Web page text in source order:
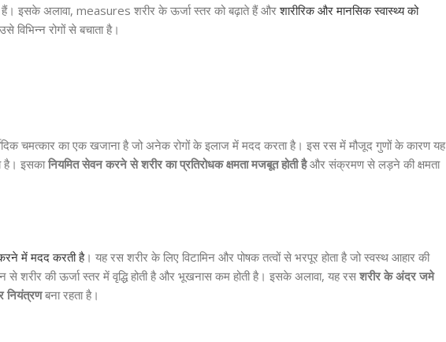
इसके अलावा, measures शरीर के ऊर्जा स्तर को बढ़ाते हैं औरशारीरिक और मानसिक स्वास्थ्य को
रोगों से बचाता है।
चमत्कार का एक खजाना है जो अनेक रोगों के इलाज में मदद करता है। इस रस में मौजूद गुणों के कारण यह
है। इसकानियमित सेवन करने से शरीर का प्रतिरोधक क्षमता मजबूत होती हैऔर संक्रमण से लड़ने की क्षमता
में मदद करती है। यह रस शरीर के लिए विटामिन और पोषक तत्वों से भरपूर होता है जो स्वस्थ आहार की
की ऊर्जा स्तर में वृद्धि होती है और भूखनास कम होती है। इसके अलावा, यह रस शरीर के अंदर जमे
नियंत्रणबना रहता है।